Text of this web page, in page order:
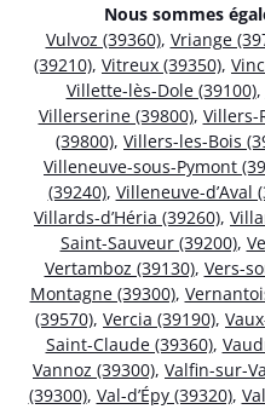
Nous sommes
Vulvoz (39360), Vriange
(39210), Vitreux (39350),
Villette-lès-Dole (39100),
Villerserine (39800), Villers-
(39800), Villers-les-Bois
Villeneuve-sous-Pymont
(39240), Villeneuve-d’Aval
Villards-d’Héria (39260),
Saint-Sauveur (39200),
Vertamboz (39130), Vers-
Montagne (39300),
(39570), Vercia (39190),
Saint-Claude (39360),
Vannoz (39300), Valfin-sur-
(39300), Val-d’Épy (39320),